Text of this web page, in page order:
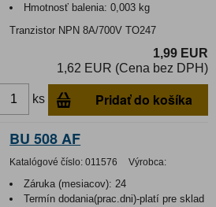
Hmotnosť balenia:0,003 kg
Tranzistor NPN 8A/700V TO247
1,99 EUR
1,62 EUR (Cena bez DPH)
ks Pridať do košíka
BU 508 AF
Katalógové číslo: 011576 Výrobca:
Záruka (mesiacov): 24
Termín dodania(prac.dni)-platí pre sklad